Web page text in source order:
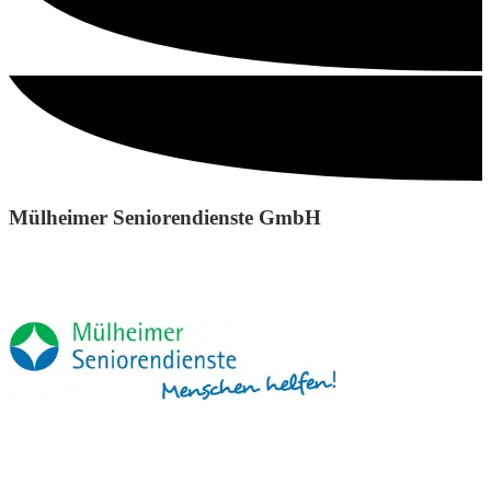
Mülheimer Seniorendienste GmbH